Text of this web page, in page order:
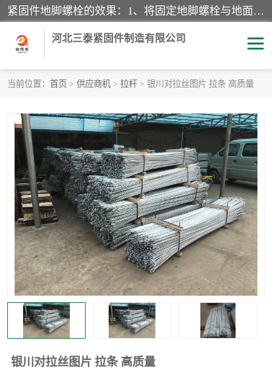
紧固件地脚螺栓的效果：1、将固定地脚螺栓与地面用水泥等物品灌溉在一起，可用来固定较小振荡和冲击的设备。2、活动地脚是一种可拆卸的地脚螺栓，可以固定有激烈振荡和冲击的大型机器设备。3、胀锚地脚螺栓用于固定比较简略且重量轻的设备，辅佐设备长期处于静止状态下。4、粘接地脚螺栓为一种使用广泛且常见的设备，它也是用来固定简略设备的小件。
河北三泰紧固件制造有限公司
当前位置： 首页 > 供应商机 > 拉杆 > 银川对拉丝图片 拉条 高质量
银川对拉丝图片 拉条 高质量
焊钉 拉杆
螺栓 悬挑梁拉杆
高强度